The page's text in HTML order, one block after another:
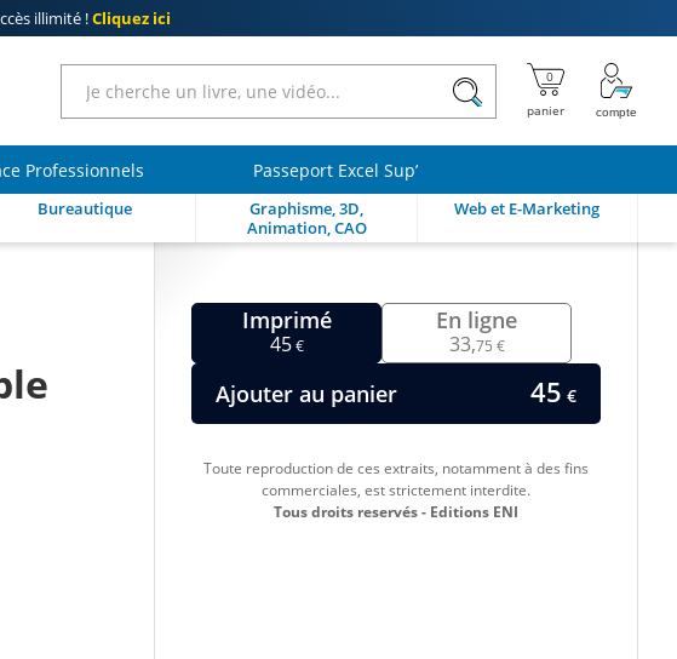
illimité !Cliquez ici
Professionnels Passeport Excel Sup’
Bureautique
Graphisme, 3D,
Animation, CAO
Web et E-Marketing
Imprimé
45€
En ligne
33,75 €
Ajouter au panier 45 €
Toute reproduction de ces extraits, notamment à des fins
commerciales, est strictement interdite.
Tous droits reservés - Editions ENI